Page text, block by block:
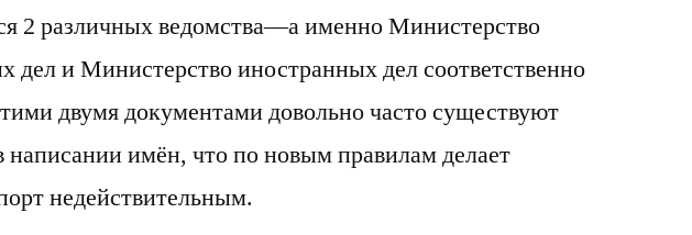
2 различных ведомства—а именно Министерство
дел и Министерство иностранных дел соответственно
двумя документами довольно часто существуют
написании имён, что по новым правилам делает
недействительным.